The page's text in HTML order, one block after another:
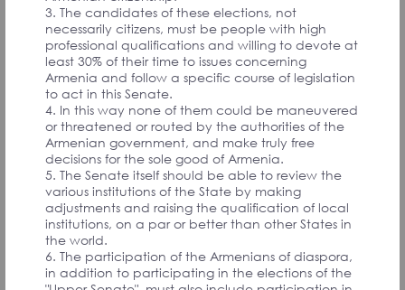
Предложение следующее: Создать YouTube
канал, задача которой будет включать
несколько аспектов инициативы The FUTURE
ARMENIAN - Единство Армении и диаспоры,
сильная диаспора, эффективные партнёрства,
профессионализм и стремление к
совершенству, сохранение наследия.
Контент будет состоять из нескольких линий
передач. Жанр - интервью и репортаж. Каждая
передача будет рассказывать про
определенного героя армянина и его
деятельность за границей. Можно начать с
России. (У меня уже есть некий список гостей).
Это будут люди, которые внесли большой вклад
3. The candidates of these elections, not
necessarily citizens, must be people with high
professional qualifications and willing to devote at
least 30% of their time to issues concerning
Armenia and follow a specific course of legislation
to act in this Senate.
4. In this way none of them could be maneuvered
or threatened or routed by the authorities of the
Armenian government, and make truly free
decisions for the sole good of Armenia.
5. The Senate itself should be able to review the
various institutions of the State by making
adjustments and raising the qualification of local
institutions, on a par or better than other States in
the world.
6. The participation of the Armenians of diaspora,
in addition to participating in the elections of the